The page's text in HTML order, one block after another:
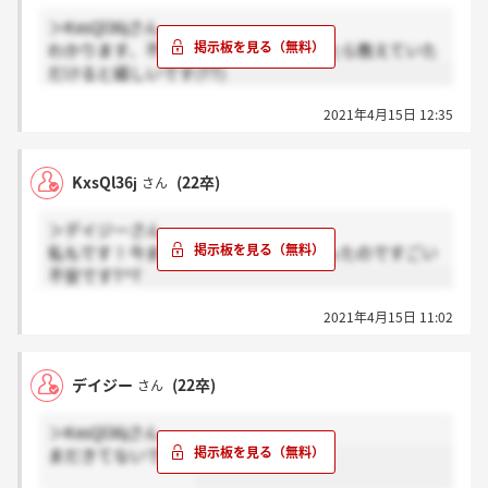
＞KxsQl36jさん
わかります、不安ですよね。連絡がきたら教えていた
だけると嬉しいです(TT)
2021年4月15日 12:35
KxsQl36j さん (22卒)
＞デイジーさん
私もです！今までの連絡がとても早かったのですごい
不安ですT^T
2021年4月15日 11:02
デイジー さん (22卒)
＞KxsQl36jさん
まだきてないです！